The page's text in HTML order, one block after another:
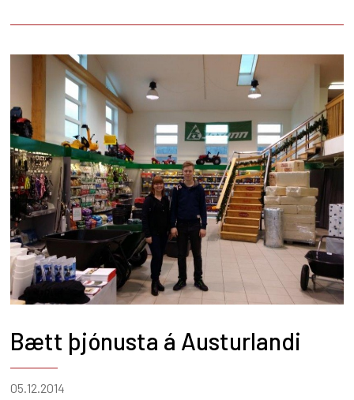
Bætt þjónusta á Austurlandi
05.12.2014